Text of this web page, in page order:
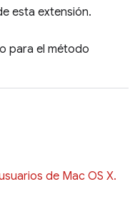
esta extensión.
para el método
de Mac OS X.